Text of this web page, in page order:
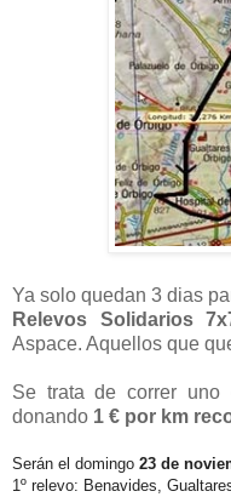
Ya solo quedan 3 dias
Relevos Solidarios
Aspace. Aquellos que
Se trata de correr
donando 1 € por km
Serán el domingo 23 de
1º relevo: Benavides,